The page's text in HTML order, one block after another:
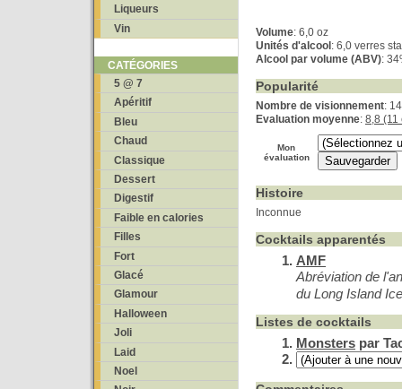
Liqueurs
Vin
CATÉGORIES
5 @ 7
Apéritif
Bleu
Chaud
Classique
Dessert
Digestif
Faible en calories
Filles
Fort
Glacé
Glamour
Halloween
Joli
Laid
Noel
Volume: 6,0 oz
Unités d'alcool : 6,0 verres
Alcool par volume (ABV):
Popularité
Nombre de visionnement:
Evaluation moyenne: 8,8 (11
Mon
évaluation
Histoire
Inconnue
Cocktails apparentés
AMF
Abréviation de
du Long Island
Listes de cocktails
Monsters par